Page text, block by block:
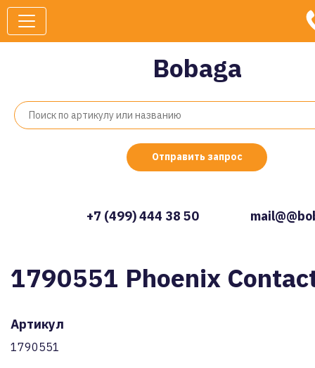
Bobaga
Отправить запрос
+7 (499) 444 38 50
1790551 Phoenix
Артикул
1790551